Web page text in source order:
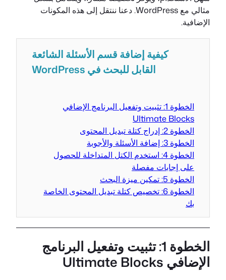
مثالي مع WordPress. دعنا ننتقل إلى هذه المكونات
الإضافية.
كيفية إضافة قسم الأسئلة الشائعة
القابل للبحث في WordPress
الخطوة 1: تثبيت وتفعيل البرنامج الإضافي
Ultimate Blocks
الخطوة 2: إدراج كتلة تبديل المحتوى
الخطوة 3: إضافة الأسئلة والأجوبة
الخطوة 4: استخدم الكتل المتداخلة للحصول
على إجابات مفصلة
الخطوة 5: تمكين ميزة البحث
الخطوة 6: تخصيص كتلة تبديل المحتوى الخاصة
بك
الخطوة 1: تثبيت وتفعيل البرنامج
الإضافي Ultimate Blocks